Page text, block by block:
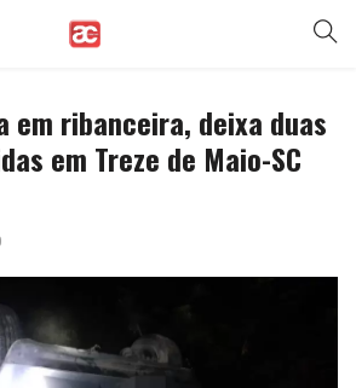
em ribanceira, deixa duas
em Treze de Maio-SC